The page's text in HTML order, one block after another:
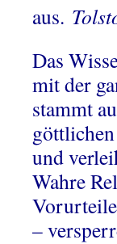
aus.
Das
mit der
stammt
und
Wahre
–